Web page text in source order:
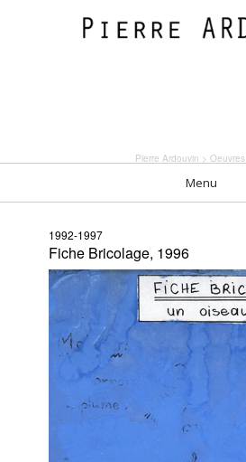
Pierre Ardouvin > Oeuvres
Menu
1992-1997
Fiche Bricolage, 1996